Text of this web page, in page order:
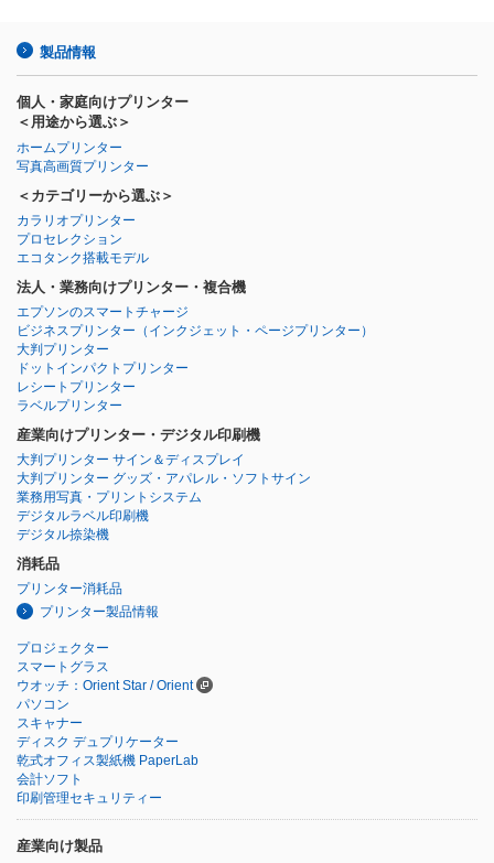
製品情報
個人・家庭向けプリンター
＜用途から選ぶ＞
ホームプリンター
写真高画質プリンター
＜カテゴリーから選ぶ＞
カラリオプリンター
プロセレクション
エコタンク搭載モデル
法人・業務向けプリンター・複合機
エプソンのスマートチャージ
ビジネスプリンター （インクジェット・ページプリンター）
大判プリンター
ドットインパクトプリンター
レシートプリンター
ラベルプリンター
産業向けプリンター・デジタル印刷機
大判プリンター サイン＆ディスプレイ
大判プリンター グッズ・アパレル・ソフトサイン
業務用写真・プリントシステム
デジタルラベル印刷機
デジタル捺染機
消耗品
プリンター消耗品
プリンター製品情報
プロジェクター
スマートグラス
ウオッチ：Orient Star / Orient
パソコン
スキャナー
ディスク デュプリケーター
乾式オフィス製紙機 PaperLab
会計ソフト
印刷管理セキュリティー
産業向け製品